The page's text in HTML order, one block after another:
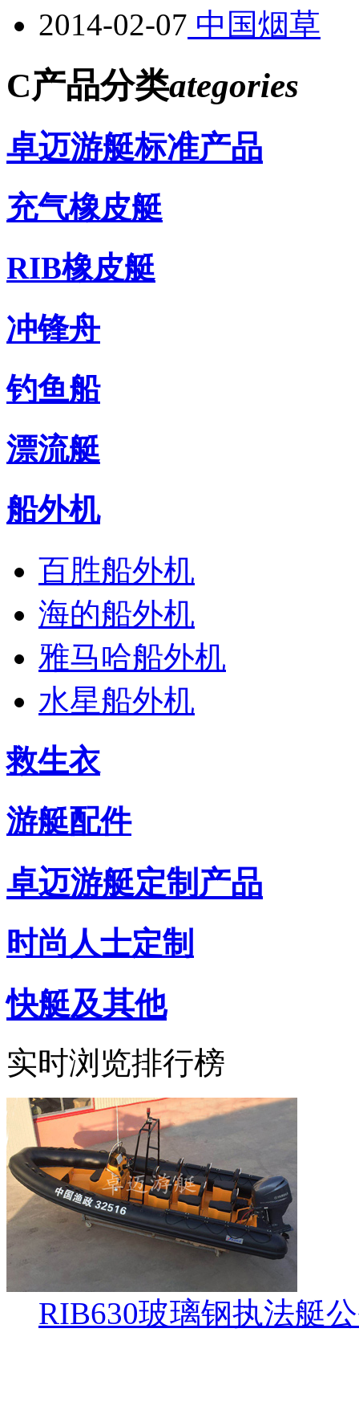
2014-02-07 中国烟草
C产品分类ategories
卓迈游艇标准产品
充气橡皮艇
RIB橡皮艇
冲锋舟
钓鱼船
漂流艇
船外机
百胜船外机
海的船外机
雅马哈船外机
水星船外机
救生衣
游艇配件
卓迈游艇定制产品
时尚人士定制
快艇及其他
实时浏览排行榜
RIB630玻璃钢执法艇